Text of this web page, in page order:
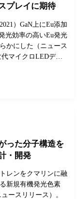
プレイに期待
）GaN上にEu添加
光効率の高いEu発光
かにした（ニュース
マイクロLEDデ…
った分子構造を
・開発
レンをクマリンに融
新規有機発光色素
ースリリース）。